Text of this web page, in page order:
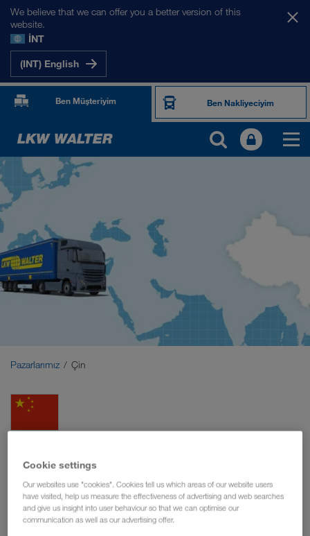
We believe that we can offer you a better version of this
website.
İNT
(INT) English
Ben Müşteriyim Ben Nakliyeciyim
PAZARLARIMIZ
Orta Asya
Rusya
Pazarlarımız Çin
Çin'den/Çin'e nakliye
Mallarınızı Çin'e ve Çin'den göndermek için nakliye
seçenekleri mi arıyorsunuz? O zamanLKW WALTER ile
güvenilir bir ortak
Cookie settings
Our websites use "cookies". Cookies tell us which areas of our website users
have visited, help us measure the effectiveness of advertising and web searches
and give us insight into user behaviour so that we can optimise our
communication as well as our advertising offer.